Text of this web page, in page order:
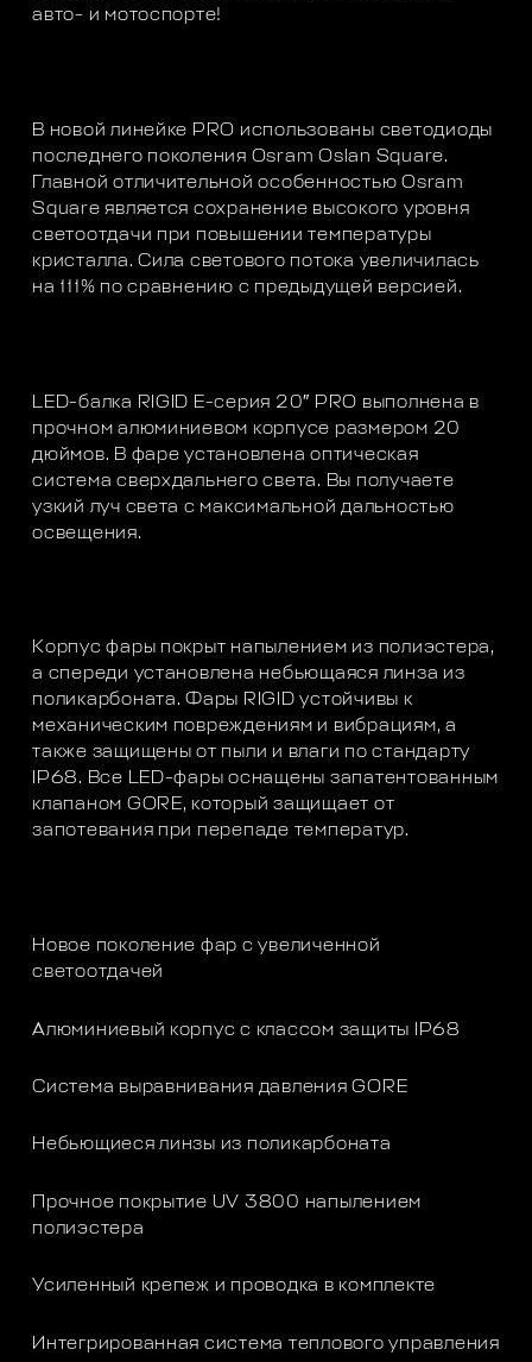
авто- и мотоспорте!
В новой линейке PRO использованы светодиоды
последнего поколения Osram Oslan Square.
Главной отличительной особенностью Osram
Square является сохранение высокого уровня
светоотдачи при повышении температуры
кристалла. Сила светового потока увеличилась
на 111% по сравнению с предыдущей версией.
LED-балка RIGID E-серия 20″ PRO выполнена в
прочном алюминиевом корпусе размером 20
дюймов. В фаре установлена оптическая
система сверхдальнего света. Вы получаете
узкий луч света с максимальной дальностью
освещения.
Корпус фары покрыт напылением из полиэстера,
а спереди установлена небьющаяся линза из
поликарбоната. Фары RIGID устойчивы к
механическим повреждениям и вибрациям, а
также защищены от пыли и влаги по стандарту
IP68. Все LED-фары оснащены запатентованным
клапаном GORE, который защищает от
запотевания при перепаде температур.
Новое поколение фар с увеличенной
светоотдачей
Алюминиевый корпус с классом защиты IP68
Система выравнивания давления GORE
Небьющиеся линзы из поликарбоната
Прочное покрытие UV 3800 напылением
полиэстера
Усиленный крепеж и проводка в комплекте
Интегрированная система теплового управления